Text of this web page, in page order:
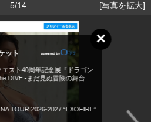
5/14 [写真を拡大]
×
ット
エスト40周年記念展『ドラゴン
DIVE -まだ見ぬ冒険の舞台
TOUR 2026-2027 “EXOFIRE”